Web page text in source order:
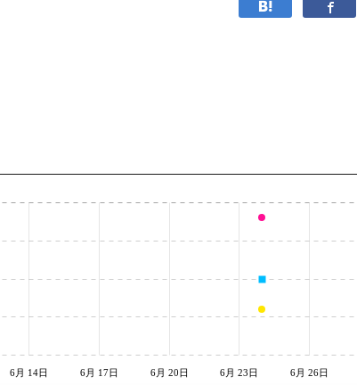
6月 14日 6月 17日 6月 20日 6月 23日 6月 26日